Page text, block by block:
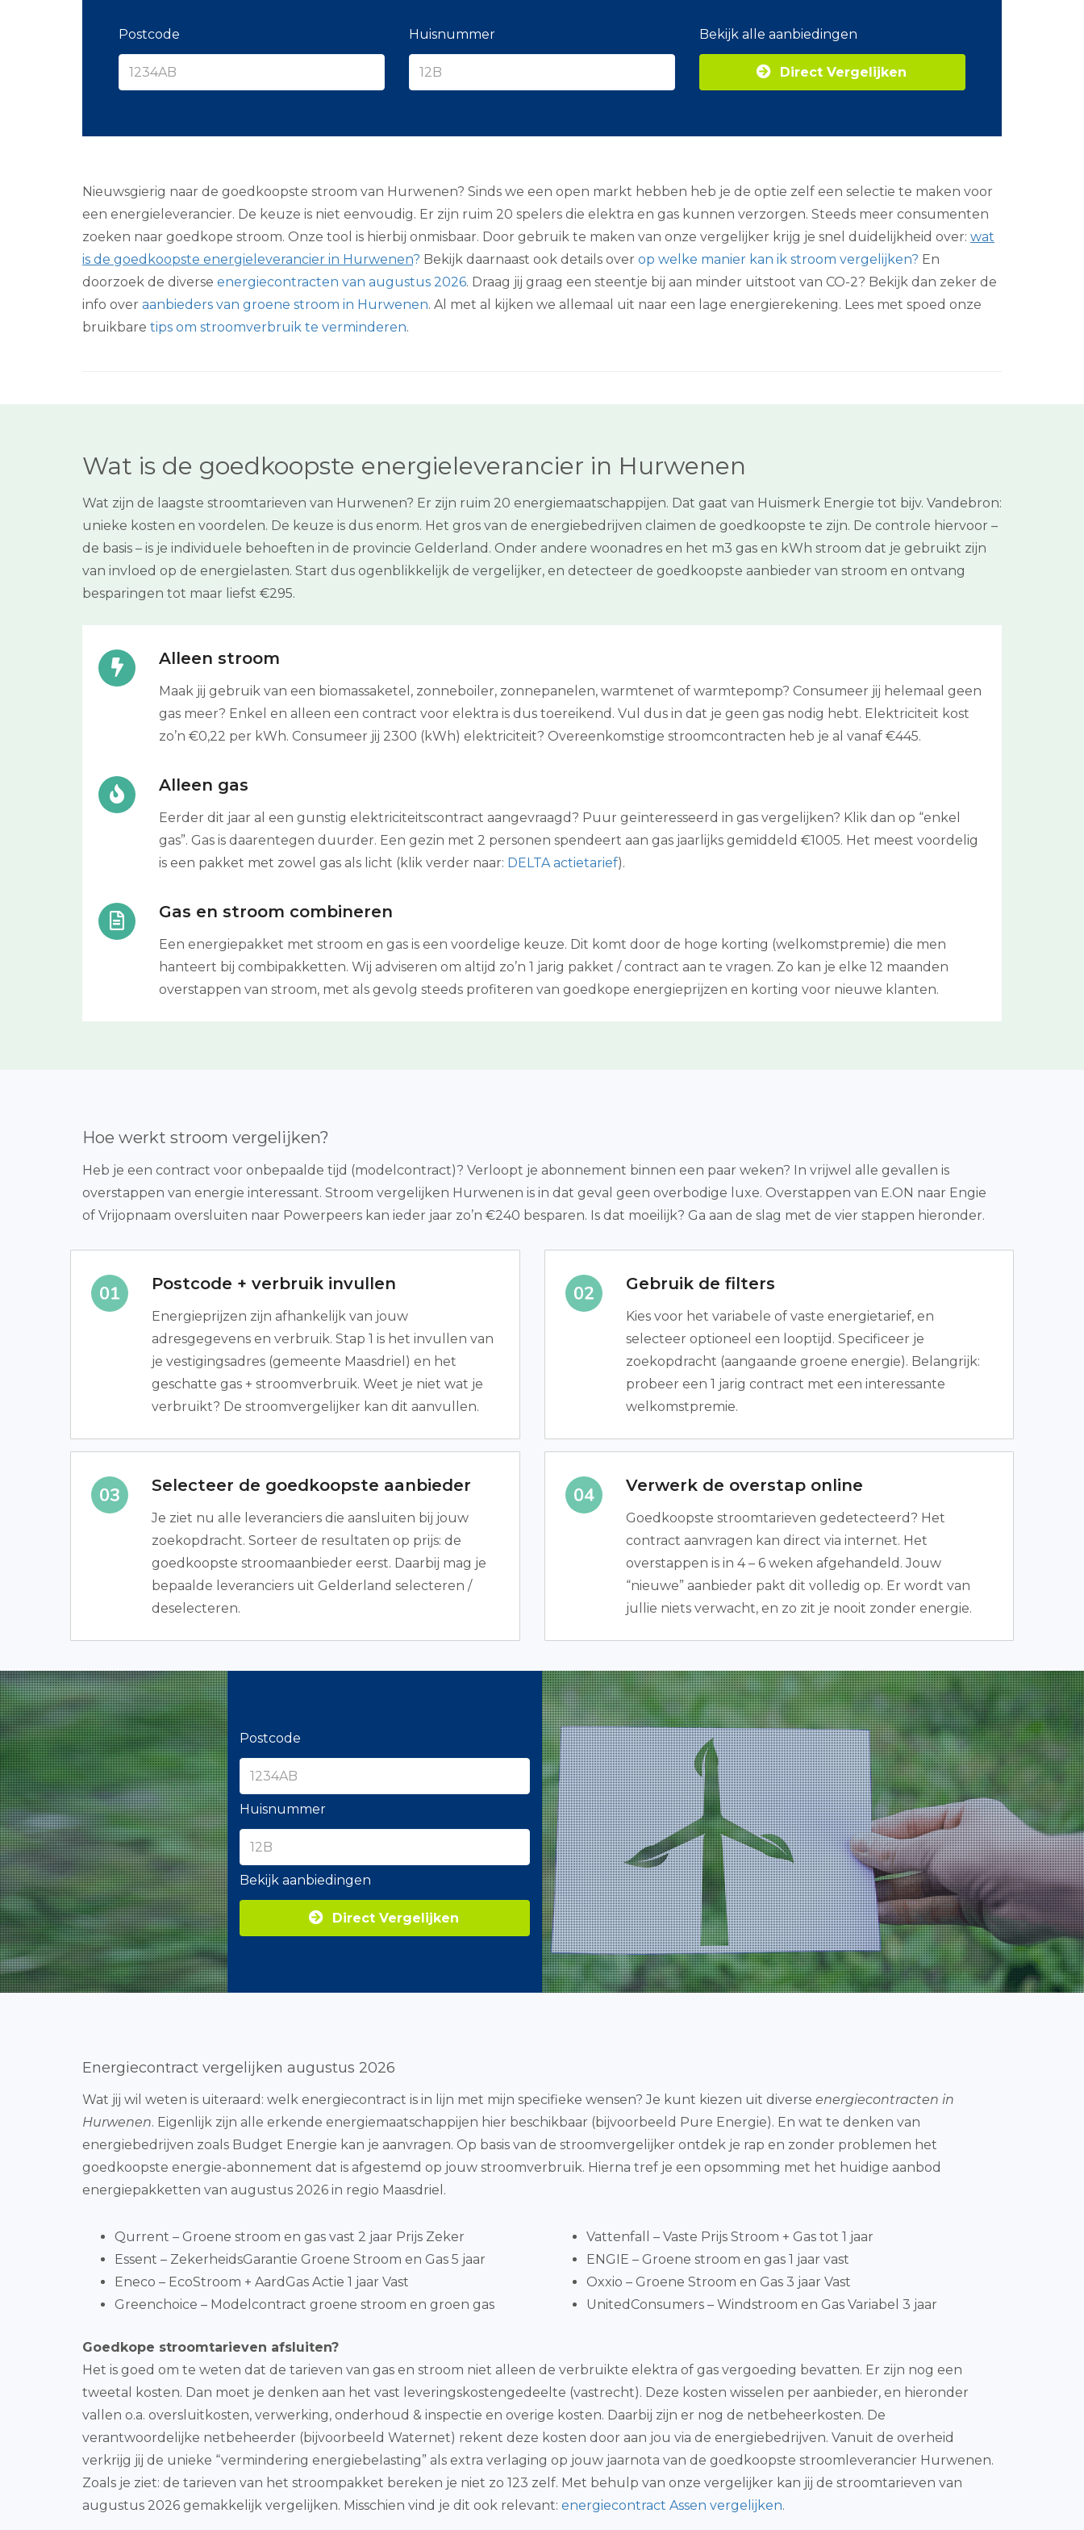
a
e
m
Z
j
e
n
e
r
g
Postcode Huisnummer Bekijk alle aanbiedingen
Direct Vergelijken
Nieuwsgierig naar de goedkoopste stroom van Hurwenen? Sinds we een open markt hebben heb je de optie zelf een selectie te maken voor
een energieleverancier. De keuze is niet eenvoudig. Er zijn ruim 20 spelers die elektra en gas kunnen verzorgen. Steeds meer consumenten
zoeken naar goedkope stroom. Onze tool is hierbij onmisbaar. Door gebruik te maken van onze vergelijker krijg je snel duidelijkheid over: wat
is de goedkoopste energieleverancier in Hurwenen? Bekijk daarnaast ook details over op welke manier kan ik stroom vergelijken? En
doorzoek de diverse energiecontracten van augustus 2026. Draag jij graag een steentje bij aan minder uitstoot van CO-2? Bekijk dan zeker de
info over aanbieders van groene stroom in Hurwenen. Al met al kijken we allemaal uit naar een lage energierekening. Lees met spoed onze
bruikbare tips om stroomverbruik te verminderen.
Wat is de goedkoopste energieleverancier in Hurwenen
Wat zijn de laagste stroomtarieven van Hurwenen? Er zijn ruim 20 energiemaatschappijen. Dat gaat van Huismerk Energie tot bijv. Vandebron:
unieke kosten en voordelen. De keuze is dus enorm. Het gros van de energiebedrijven claimen de goedkoopste te zijn. De controle hiervoor –
de basis – is je individuele behoeften in de provincie Gelderland. Onder andere woonadres en het m3 gas en kWh stroom dat je gebruikt zijn
van invloed op de energielasten. Start dus ogenblikkelijk de vergelijker, en detecteer de goedkoopste aanbieder van stroom en ontvang
besparingen tot maar liefst €295.
Alleen stroom
Maak jij gebruik van een biomassaketel, zonneboiler, zonnepanelen, warmtenet of warmtepomp? Consumeer jij helemaal geen
gas meer? Enkel en alleen een contract voor elektra is dus toereikend. Vul dus in dat je geen gas nodig hebt. Elektriciteit kost
zo’n €0,22 per kWh. Consumeer jij 2300 (kWh) elektriciteit? Overeenkomstige stroomcontracten heb je al vanaf €445.
Alleen gas
Eerder dit jaar al een gunstig elektriciteitscontract aangevraagd? Puur geïnteresseerd in gas vergelijken? Klik dan op “enkel
gas”. Gas is daarentegen duurder. Een gezin met 2 personen spendeert aan gas jaarlijks gemiddeld €1005. Het meest voordelig
is een pakket met zowel gas als licht (klik verder naar: DELTA actietarief).
Gas en stroom combineren
Een energiepakket met stroom en gas is een voordelige keuze. Dit komt door de hoge korting (welkomstpremie) die men
hanteert bij combipakketten. Wij adviseren om altijd zo’n 1 jarig pakket / contract aan te vragen. Zo kan je elke 12 maanden
overstappen van stroom, met als gevolg steeds profiteren van goedkope energieprijzen en korting voor nieuwe klanten.
Hoe werkt stroom vergelijken?
Heb je een contract voor onbepaalde tijd (modelcontract)? Verloopt je abonnement binnen een paar weken? In vrijwel alle gevallen is
overstappen van energie interessant. Stroom vergelijken Hurwenen is in dat geval geen overbodige luxe. Overstappen van E.ON naar Engie
of Vrijopnaam oversluiten naar Powerpeers kan ieder jaar zo’n €240 besparen. Is dat moeilijk? Ga aan de slag met de vier stappen hieronder.
Postcode + verbruik invullen
Energieprijzen zijn afhankelijk van jouw
adresgegevens en verbruik. Stap 1 is het invullen van
je vestigingsadres (gemeente Maasdriel) en het
geschatte gas + stroomverbruik. Weet je niet wat je
verbruikt? De stroomvergelijker kan dit aanvullen.
Gebruik de filters
Kies voor het variabele of vaste energietarief, en
selecteer optioneel een looptijd. Specificeer je
zoekopdracht (aangaande groene energie). Belangrijk:
probeer een 1 jarig contract met een interessante
welkomstpremie.
Selecteer de goedkoopste aanbieder
Je ziet nu alle leveranciers die aansluiten bij jouw
zoekopdracht. Sorteer de resultaten op prijs: de
goedkoopste stroomaanbieder eerst. Daarbij mag je
bepaalde leveranciers uit Gelderland selecteren /
deselecteren.
Verwerk de overstap online
Goedkoopste stroomtarieven gedetecteerd? Het
contract aanvragen kan direct via internet. Het
overstappen is in 4 – 6 weken afgehandeld. Jouw
“nieuwe” aanbieder pakt dit volledig op. Er wordt van
jullie niets verwacht, en zo zit je nooit zonder energie.
Postcode
Huisnummer
Bekijk aanbiedingen
Direct Vergelijken
Energiecontract vergelijken augustus 2026
Wat jij wil weten is uiteraard: welk energiecontract is in lijn met mijn specifieke wensen? Je kunt kiezen uit diverse energiecontracten in
Hurwenen. Eigenlijk zijn alle erkende energiemaatschappijen hier beschikbaar (bijvoorbeeld Pure Energie). En wat te denken van
energiebedrijven zoals Budget Energie kan je aanvragen. Op basis van de stroomvergelijker ontdek je rap en zonder problemen het
goedkoopste energie-abonnement dat is afgestemd op jouw stroomverbruik. Hierna tref je een opsomming met het huidige aanbod
energiepakketten van augustus 2026 in regio Maasdriel.
Qurrent – Groene stroom en gas vast 2 jaar Prijs Zeker
Essent – ZekerheidsGarantie Groene Stroom en Gas 5 jaar
Eneco – EcoStroom + AardGas Actie 1 jaar Vast
Greenchoice – Modelcontract groene stroom en groen gas
Vattenfall – Vaste Prijs Stroom + Gas tot 1 jaar
ENGIE – Groene stroom en gas 1 jaar vast
Oxxio – Groene Stroom en Gas 3 jaar Vast
UnitedConsumers – Windstroom en Gas Variabel 3 jaar
Goedkope stroomtarieven afsluiten?
Het is goed om te weten dat de tarieven van gas en stroom niet alleen de verbruikte elektra of gas vergoeding bevatten. Er zijn nog een
tweetal kosten. Dan moet je denken aan het vast leveringskostengedeelte (vastrecht). Deze kosten wisselen per aanbieder, en hieronder
vallen o.a. oversluitkosten, verwerking, onderhoud & inspectie en overige kosten. Daarbij zijn er nog de netbeheerkosten. De
verantwoordelijke netbeheerder (bijvoorbeeld Waternet) rekent deze kosten door aan jou via de energiebedrijven. Vanuit de overheid
verkrijg jij de unieke “vermindering energiebelasting” als extra verlaging op jouw jaarnota van de goedkoopste stroomleverancier Hurwenen.
Zoals je ziet: de tarieven van het stroompakket bereken je niet zo 123 zelf. Met behulp van onze vergelijker kan jij de stroomtarieven van
augustus 2026 gemakkelijk vergelijken. Misschien vind je dit ook relevant: energiecontract Assen vergelijken.